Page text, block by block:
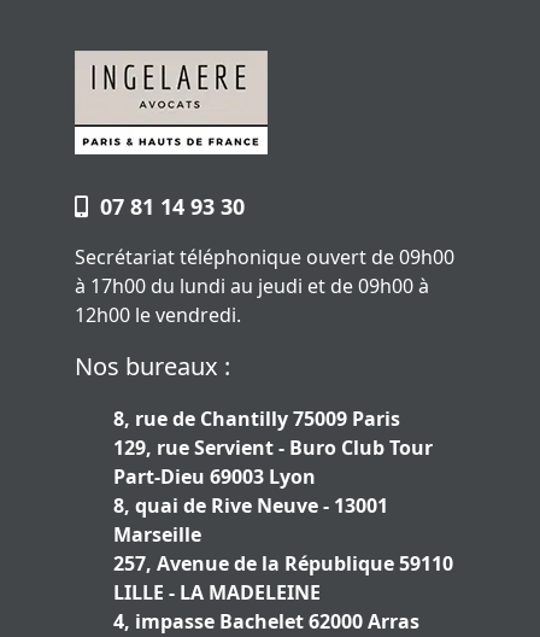
07 81 14 93 30
Secrétariat téléphonique ouvert de 09h00
à 17h00 du lundi au jeudi et de 09h00 à
12h00 le vendredi.
Nos bureaux :
8, rue de Chantilly 75009 Paris
129, rue Servient - Buro Club Tour
Part-Dieu 69003 Lyon
8, quai de Rive Neuve - 13001
Marseille
257, Avenue de la République 59110
LILLE - LA MADELEINE
4, impasse Bachelet 62000 Arras